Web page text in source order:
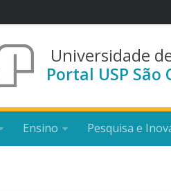
Universidade
Portal USP São
Ensino Pesquisa e